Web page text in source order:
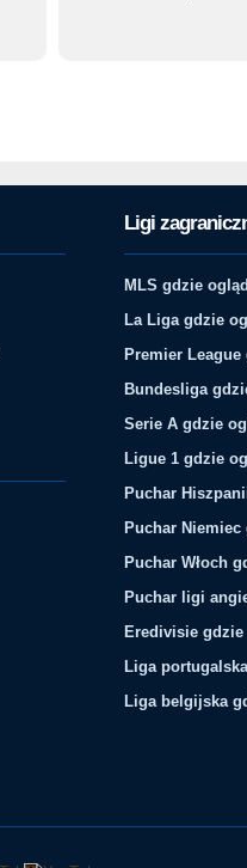
Ligi
MLS gdzie
La Liga gdzie
Premier
Bundesliga
Serie A gdzie
Ligue 1 gdzie
Puchar
Puchar
Puchar Włoch
Puchar ligi
Eredivisie
Liga
Liga belgijska